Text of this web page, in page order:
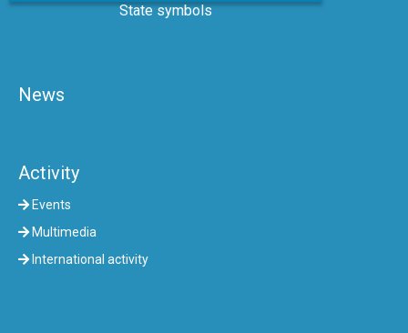
State symbols
News
Activity
Events
Multimedia
International activity